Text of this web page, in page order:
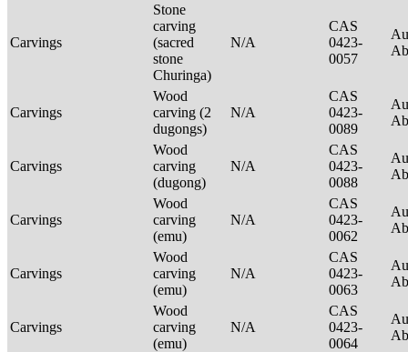
Carvings
Stone
carving
(sacred
stone
Churinga)
N/A
CAS
0423-
0057
Carvings
Wood
carving (2
dugongs)
N/A
CAS
0423-
0089
Carvings
Wood
carving
(dugong)
N/A
CAS
0423-
0088
Carvings
Wood
carving
(emu)
N/A
CAS
0423-
0062
Carvings
Wood
carving
(emu)
N/A
CAS
0423-
0063
Carvings
Wood
carving
(emu)
N/A
CAS
0423-
0064